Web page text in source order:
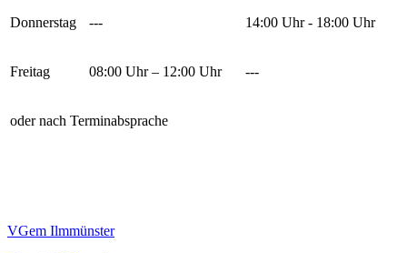
Donnerstag --- 14:00 Uhr - 18:00 Uhr
Freitag 08:00 Uhr – 12:00 Uhr ---
oder nach Terminabsprache
VGem Ilmmünster